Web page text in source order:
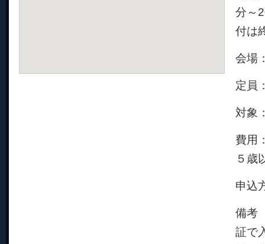
分～
付は
会場
定員
対象
費用
５歳
申込
備考
証で